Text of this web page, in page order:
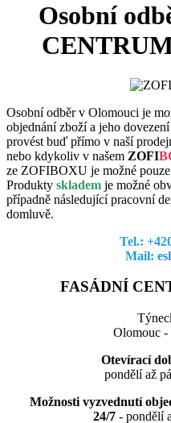
Osobní
Osobní odběr v Olomouci je
objednání zboží a jeho
provést buď přímo v naší
nebo kdykoliv v našem ZOFI
ze ZOFIBOXU je možné
Produkty skladem je možné
případně následující pracovní
domluvě.
Tel.:
Mail:
FASÁDNÍ
Olomouc -
Otevírací
pondělí až
Možnosti vyzvednutí
24/7 - pondělí